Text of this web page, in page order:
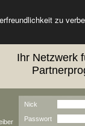
zu
Ihr Netzwerk
Nick
Passwort